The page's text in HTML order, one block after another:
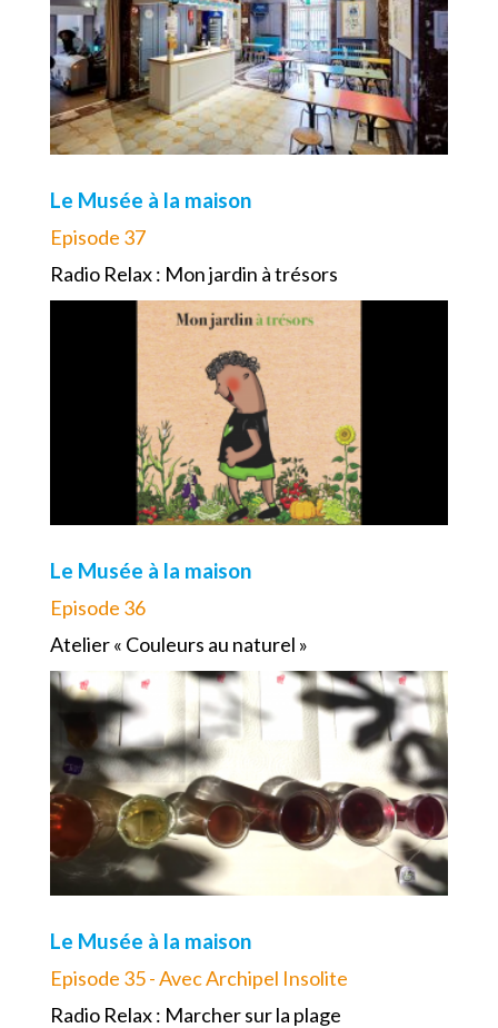
Le Musée à la maison
Episode 37
Radio Relax : Mon jardin à trésors
Le Musée à la maison
Episode 36
Atelier « Couleurs au naturel »
Le Musée à la maison
Episode 35 - Avec Archipel Insolite
Radio Relax : Marcher sur la plage